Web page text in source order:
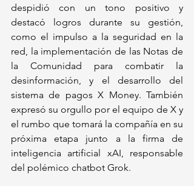
despidió con un tono positivo y
destacó logros durante su gestión,
como el impulso a la seguridad en la
red, la implementación de las Notas de
la Comunidad para combatir la
desinformación, y el desarrollo del
sistema de pagos X Money. También
expresó su orgullo por el equipo de X y
el rumbo que tomará la compañía en su
próxima etapa junto a la firma de
inteligencia artificial xAI, responsable
del polémico chatbot Grok.